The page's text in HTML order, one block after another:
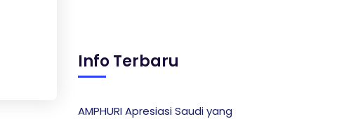
Info Terbaru
AMPHURI Apresiasi Saudi yang